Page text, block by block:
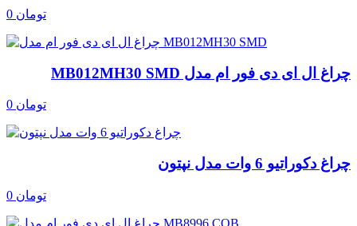
0 تومان
چراغ ال ای دی فور ام مدل MB012MH30 SMD
0 تومان
چراغ دکوراتیو 6 وات مدل نپتون
0 تومان